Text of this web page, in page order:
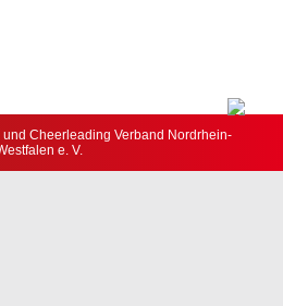
Cheerleading Verband Nordrhein-
e. V.